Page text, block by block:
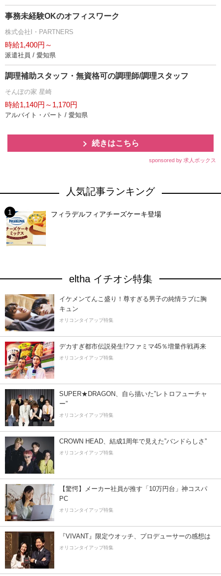
事務未経験OKのオフィスワーク
株式会社I・PARTNERS
時給1,400円～
派遣社員 / 愛知県
調理補助スタッフ・無資格可の調理師/調理スタッフ
そんぽの家 星崎
時給1,140円～1,170円
アルバイト・パート / 愛知県
続きはこちら
sponsored by 求人ボックス
人気記事ランキング
フィラデルフィアチーズケーキ登場
eltha イチオシ特集
イケメンてんこ盛り！尊すぎる男子の純情ラブに胸
キュン
オリコンタイアップ特集
デカすぎ都市伝説発生!?ファミマ45％増量作戦再来
オリコンタイアップ特集
SUPER★DRAGON、自ら描いた”レトロフューチャ
ー”
オリコンタイアップ特集
CROWN HEAD、結成1周年で見えた”バンドらしさ”
オリコンタイアップ特集
【驚愕】メーカー社員が推す「10万円台」神コスパ
PC
オリコンタイアップ特集
『VIVANT』限定ウオッチ、プロデューサーの感想は
オリコンタイアップ特集